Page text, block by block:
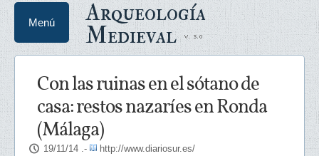
Arqueología
Medieval
Menú
Con las ruinas en el sótano de
casa: restos nazaríes en Ronda
(Málaga)
19/11/14 .- http://www.diariosur.es/